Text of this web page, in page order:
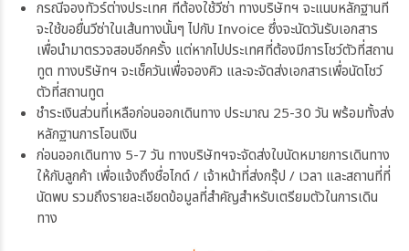
กรณีจองทัวร์ต่างประเทศ ที่ต้องใช้วีซ่า ทางบริษัทฯ จะแนบหลักฐานที่
จะใช้ขอยื่นวีซ่าในเส้นทางนั้นๆ ไปกับ Invoice ซึ่งจะนัดวันรับเอกสาร
เพื่อนำมาตรวจสอบอีกครั้ง แต่หากไปประเทศที่ต้องมีการโชว์ตัวที่สถาน
ทูต ทางบริษัทฯ จะเช็ควันเพื่อจองคิว และจะจัดส่งเอกสารเพื่อนัดโชว์
ตัวที่สถานทูต
ชำระเงินส่วนที่เหลือก่อนออกเดินทาง ประมาณ 25-30 วัน พร้อมทั้งส่ง
หลักฐานการโอนเงิน
ก่อนออกเดินทาง 5-7 วัน ทางบริษัทฯจะจัดส่งใบนัดหมายการเดินทาง
ให้กับลูกค้า เพื่อแจ้งถึงชื่อไกด์ / เจ้าหน้าที่ส่งกรุ๊ป / เวลา และสถานที่ที่
นัดพบ รวมถึงรายละเอียดข้อมูลที่สำคัญสำหรับเตรียมตัวในการเดิน
ทาง